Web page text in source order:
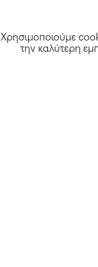
Χρησιμοποιούμε
την καλύτερη